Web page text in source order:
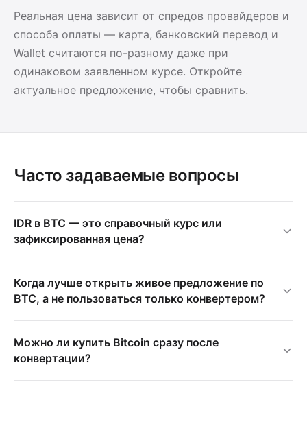
Реальная цена зависит от спредов провайдеров и
способа оплаты — карта, банковский перевод и
Wallet считаются по-разному даже при
одинаковом заявленном курсе. Откройте
актуальное предложение, чтобы сравнить.
Часто задаваемые вопросы
IDR в BTC — это справочный курс или
зафиксированная цена?
Когда лучше открыть живое предложение по
BTC, а не пользоваться только конвертером?
Можно ли купить Bitcoin сразу после
конвертации?